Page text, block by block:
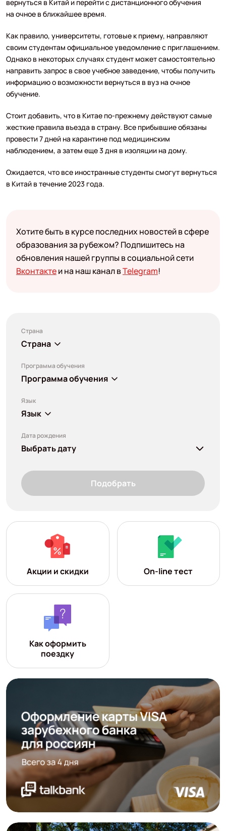
вернуться в Китай и перейти с дистанционного обучения
на очное в ближайшее время.
Как правило, университеты, готовые к приему, направляют
своим студентам официальное уведомление с приглашением.
Однако в некоторых случаях студент может самостоятельно
направить запрос в свое учебное заведение, чтобы получить
информацию о возможности вернуться в вуз на очное
обучение.
Стоит добавить, что в Китае по-прежнему действуют самые
жесткие правила въезда в страну. Все прибывшие обязаны
провести 7 дней на карантине под медицинским
наблюдением, а затем еще 3 дня в изоляции на дому.
Ожидается, что все иностранные студенты смогут вернуться
в Китай в течение 2023 года.
Хотите быть в курсе последних новостей в сфере
образования за рубежом? Подпишитесь на
обновления нашей группы в социальной сети
Вконтактеи на наш канал вTelegram!
Страна
Страна
Программа обучения
Программа обучения
Язык
Язык
Дата рождения
Выбрать дату
Подобрать
Акции и скидки On-line тест
Как оформить
поездку